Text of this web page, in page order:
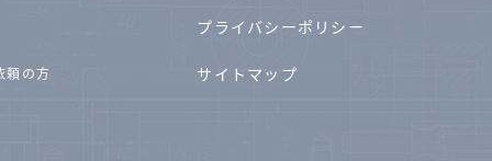
頼の方
プライバシーポリシー
サイトマップ